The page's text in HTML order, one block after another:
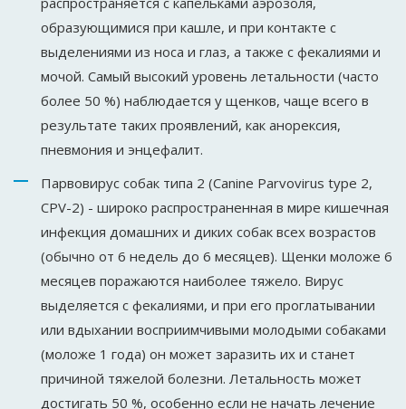
образующимися при кашле, и при контакте с
выделениями из носа и глаз, а также с фекалиями и
мочой. Самый высокий уровень летальности (часто
более 50 %) наблюдается у щенков, чаще всего в
результате таких проявлений, как анорексия,
пневмония и энцефалит.
Парвовирус собак типа 2 (Canine Parvovirus type 2,
CPV-2) - широко распространенная в мире кишечная
инфекция домашних и диких собак всех возрастов
(обычно от 6 недель до 6 месяцев). Щенки моложе 6
месяцев поражаются наиболее тяжело. Вирус
выделяется с фекалиями, и при его проглатывании
или вдыхании восприимчивыми молодыми собаками
(моложе 1 года) он может заразить их и станет
причиной тяжелой болезни. Летальность может
достигать 50 %, особенно если не начать лечение